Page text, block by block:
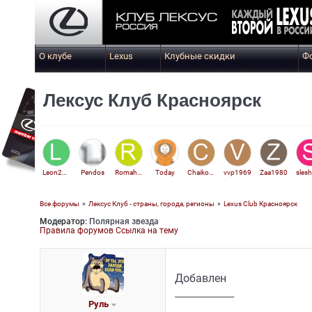
О клубе Lexus Клубные скидки
Лексус Клуб Красноярск
Pendos Today Chaikovskiy29 vvp1969 Zaa1980
Vladislav310
Все форумы » Лексус Клуб - страны, города, регионы » Lexus Club Красноярск
Модератор: Полярная звезда
Правила форумов Ссылка на тему
Руль
Добавлен